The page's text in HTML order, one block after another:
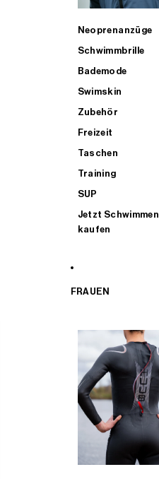
Neoprenanzüge
Schwimmbrille
Bademode
Swimskin
Zubehör
Freizeit
Taschen
Training
SUP
Jetzt Schwimmen
kaufen
FRAUEN